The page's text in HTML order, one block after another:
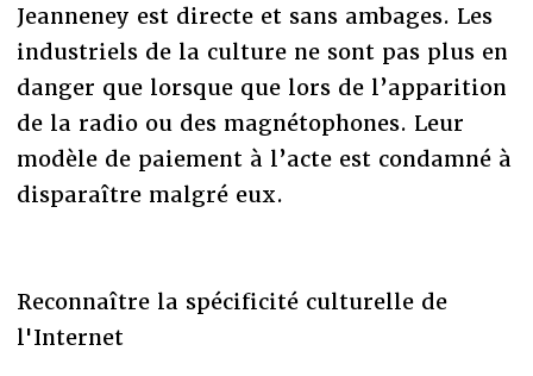
Jeanneney est directe et sans ambages. Les
industriels de la culture ne sont pas plus en
danger que lorsque que lors de l’apparition
de la radio ou des magnétophones. Leur
modèle de paiement à l’acte est condamné à
disparaître malgré eux.
Reconnaître la spécificité culturelle de
l'Internet